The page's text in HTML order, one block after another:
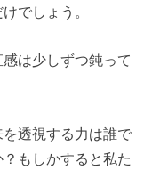
でしょう。
は少しずつ鈍って
透視する力は誰で
もしかすると私た